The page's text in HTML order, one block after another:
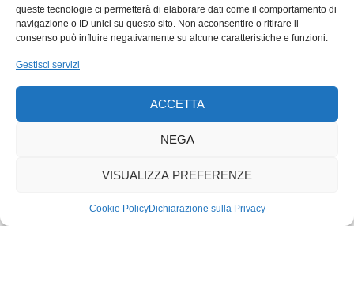
queste tecnologie ci permetterà di elaborare dati come il comportamento di
navigazione o ID unici su questo sito. Non acconsentire o ritirare il
consenso può influire negativamente su alcune caratteristiche e funzioni.
Gestisci servizi
ACCETTA
NEGA
VISUALIZZA PREFERENZE
Cookie PolicyDichiarazione sulla Privacy